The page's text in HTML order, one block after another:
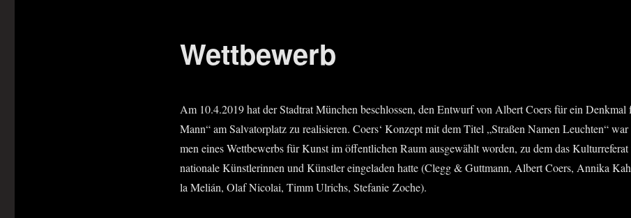
Wettbewerb
Am 10.4.2019 hat der Stadt­rat Mün­chen beschlos­sen, den Ent­wurf von Albert Coers für ein
Mann“ am Sal­va­tor­platz zu rea­li­sie­ren. Coers‘ Kon­zept mit dem Titel „Stra­ßen Namen Leuch­ten“
men eines Wett­be­werbs für Kunst im öffent­li­chen Raum aus­ge­wählt wor­den, zu dem das
na­tio­na­le Künst­le­rin­nen und Künst­ler ein­ge­la­den hat­te (Clegg & Gutt­mann, Albert Coers, Anni­ka
la Melián, Olaf Nico­lai, Timm Ulrichs, Ste­fa­nie Zoche).